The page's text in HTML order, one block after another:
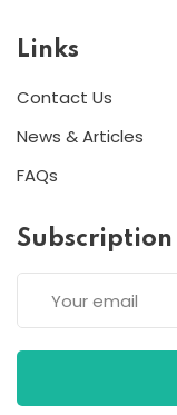
Links
Contact Us
News & Articles
FAQs
Subscription